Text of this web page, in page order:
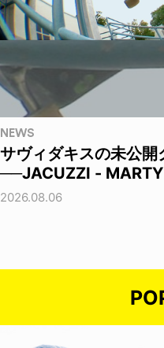
NEWS
サヴィダキスの未公開
──JACUZZI -
2026.08.06